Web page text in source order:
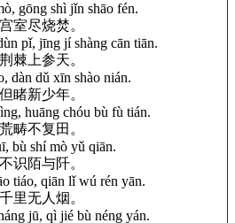
gōng shì jǐn shāo fén.
室尽烧焚。
pǐ, jīng jí shàng cān tiān.
棘上参天。
dàn dǔ xīn shào nián.
睹新少年。
huāng chóu bù fù tián.
畴不复田。
bù shí mò yǔ qiān.
识陌与阡。
tiáo, qiān lǐ wú rén yān.
里无人烟。
jū, qì jié bù néng yán.